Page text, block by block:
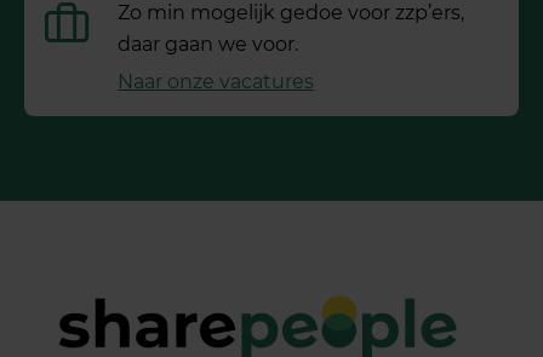
Zo min mogelijk gedoe voor ­zzp’ers,
daar gaan we voor.
Naar onze vacatures